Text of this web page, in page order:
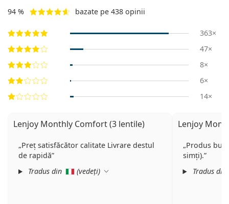
94 % bazate pe 438 opinii
363×
47×
8×
6×
14×
Lenjoy Monthly Comfort (3 lentile)
Preț satisfăcător calitate Livrare destul
de rapidă
Tradus din
(vedeți)
Lenjoy
Produs
simți).
Tradus din